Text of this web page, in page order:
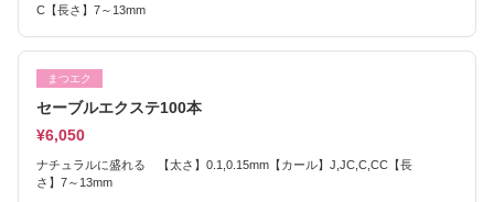
C【長さ】7～13mm
まつエク
セーブルエクステ100本
¥6,050
ナチュラルに盛れる 【太さ】0.1,0.15mm【カール】J,JC,C,CC【長
さ】7～13mm